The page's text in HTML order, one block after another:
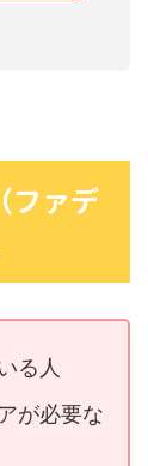
ファデ
る人
が必要な